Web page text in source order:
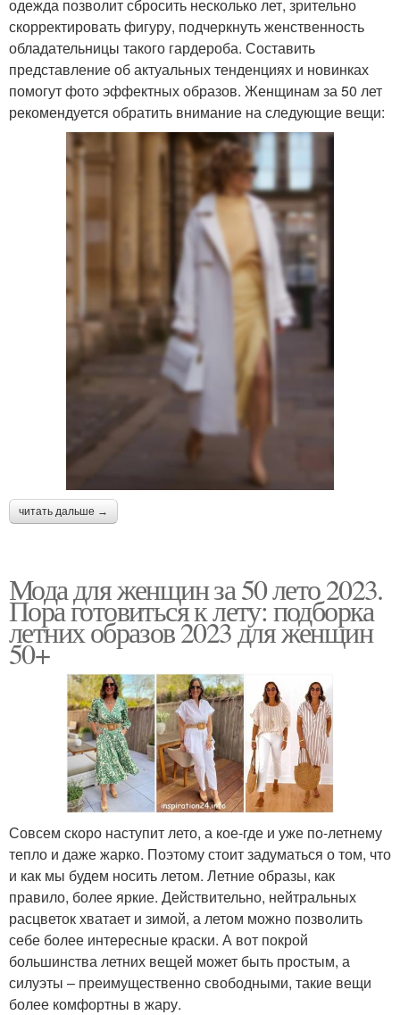
одежда позволит сбросить несколько лет, зрительно
скорректировать фигуру, подчеркнуть женственность
обладательницы такого гардероба. Составить
представление об актуальных тенденциях и новинках
помогут фото эффектных образов. Женщинам за 50 лет
рекомендуется обратить внимание на следующие вещи:
читать дальше →
Мода для женщин за 50 лето 2023.
Пора готовиться к лету: подборка
летних образов 2023 для женщин
50+
Совсем скоро наступит лето, а кое-где и уже по-летнему
тепло и даже жарко. Поэтому стоит задуматься о том, что
и как мы будем носить летом. Летние образы, как
правило, более яркие. Действительно, нейтральных
расцветок хватает и зимой, а летом можно позволить
себе более интересные краски. А вот покрой
большинства летних вещей может быть простым, а
силуэты – преимущественно свободными, такие вещи
более комфортны в жару.